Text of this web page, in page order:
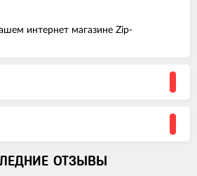
интернет магазине Zip-
ОТЗЫВЫ